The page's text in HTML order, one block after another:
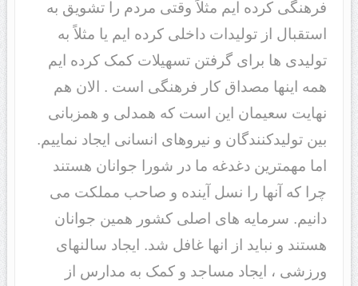
فرهنگی کرده ایم مثلاً وقتی مردم را تشویق به
استقبال از تولیدات داخلی کرده ایم یا مثلاً به
تولیدی ها برای گرفتن تسهیلات کمک کرده ایم
همه اینها مصداق کار فرهنگی است . الان هم
نهایت سعیمان این است که همدلی و همزبانی
بین تولیدکنندگان و نیروهای انسانی ایجاد نماییم.
اما مهمترین دغدغه ما در شورا جوانان هستند
چرا که آنها را نسل آینده و صاحب مملکت می
دانیم. سرمایه های اصلی کشور همین جوانان
هستند و نباید از انها غافل شد. ایجاد سالنهای
ورزشی ، ایجاد مساجد و کمک به مدارس از